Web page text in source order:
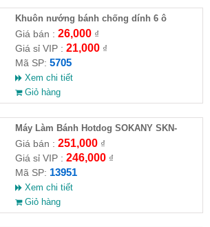
Khuôn nướng bánh chống dính 6 ô
Giá bán : 26,000₫
Giá sỉ VIP : 21,000₫
Mã SP: 5705
Xem chi tiết
Giỏ hàng
Máy Làm Bánh Hotdog SOKANY SKN-
13951
Giá bán : 251,000₫
Giá sỉ VIP : 246,000₫
Mã SP: 13951
Xem chi tiết
Giỏ hàng